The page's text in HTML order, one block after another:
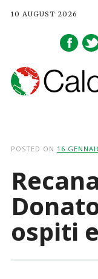
10 AUGUST 2026
POSTED ON 16
ospiti